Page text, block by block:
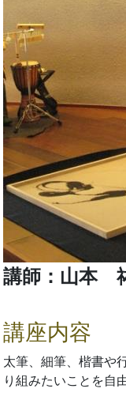
講師：山本
講座内容
太筆、細筆、楷書や
り組みたいことを自